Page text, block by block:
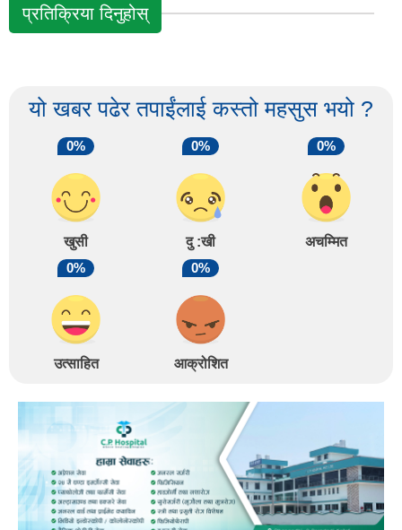
प्रतिक्रिया दिनुहोस्
यो खबर पढेर तपाईंलाई कस्तो महसुस भयो ?
0%
खुसी
0%
दु :खी
0%
अचम्मित
0%
उत्साहित
0%
आक्रोशित